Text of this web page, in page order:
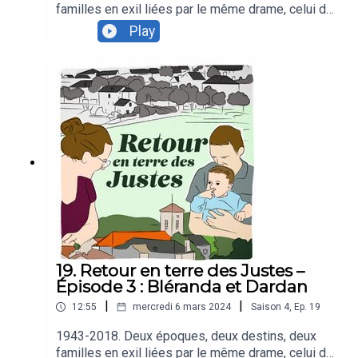
familles en exil liées par le même drame, celui de
la perte d’un enfant. L'une juive, cachée en 1943
pour échapper aux rafles, l'autre réfugiée
par les habitants d’un même territoire. Loin d’être
une simple coïncidence, cette solidarité est le
fruit d’un héritage, celui des Justes.Dans ce
quatrième épisode nous rencontrons Jeanne. Elle
a accueilli Bléranda, Dardan et leur fille chez elle,
durant 4 ans. Elle revient sur sa rencontre avec la
famille kosovare et explique la manière dont
Saint-Agrève se mobilise pour aider ceux qui en
ont besoin.
Play
19. Retour en terre des Justes –
Épisode 3 : Bléranda et Dardan
12:55 mercredi 6 mars 2024 Saison 4, Ep. 19
1943-2018. Deux époques, deux destins, deux
familles en exil liées par le même drame, celui de